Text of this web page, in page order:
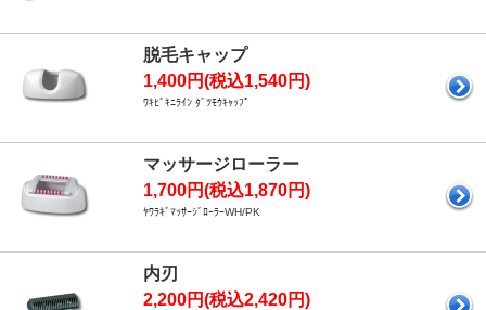
脱毛キャップ
1,400円(税込1,540円)
ﾜｷﾋﾞｷﾆﾗｲﾝ ﾀﾞﾂﾓｳｷｬｯﾌﾟ
マッサージローラー
1,700円(税込1,870円)
ﾔﾜﾗｷﾞﾏｯｻｰｼﾞﾛｰﾗｰWH/PK
内刃
2,200円(税込2,420円)